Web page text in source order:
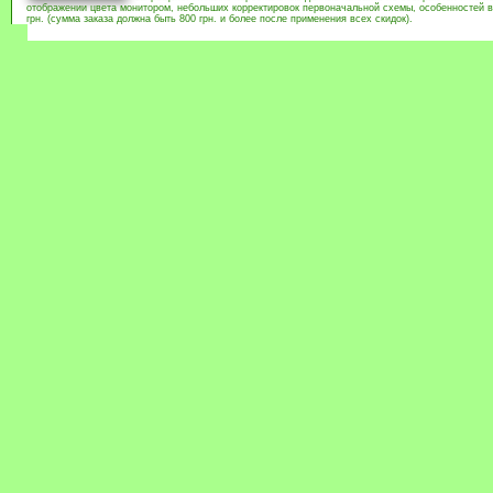
отображении цвета монитором, небольших корректировок первоначальной схемы,
грн. (сумма заказа должна быть 800 грн. и более после применения всех скидок).